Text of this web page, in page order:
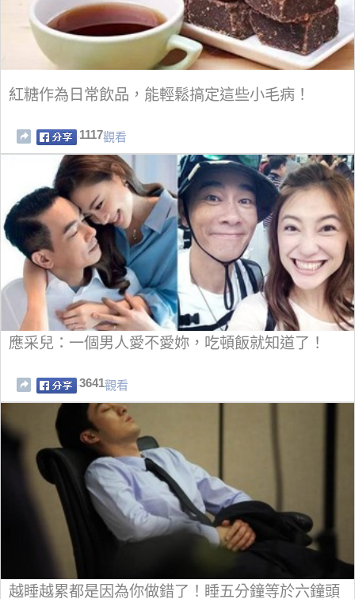
紅糖作為日常飲品，能輕鬆搞定這些小毛病！
1117觀看
應采兒：一個男人愛不愛妳，吃頓飯就知道了！
3641觀看
越睡越累都是因為你做錯了！睡五分鐘等於六鐘頭